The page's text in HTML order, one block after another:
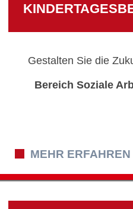
Gestalten Sie die
Bereich Soziale
MEHR ERFAHREN